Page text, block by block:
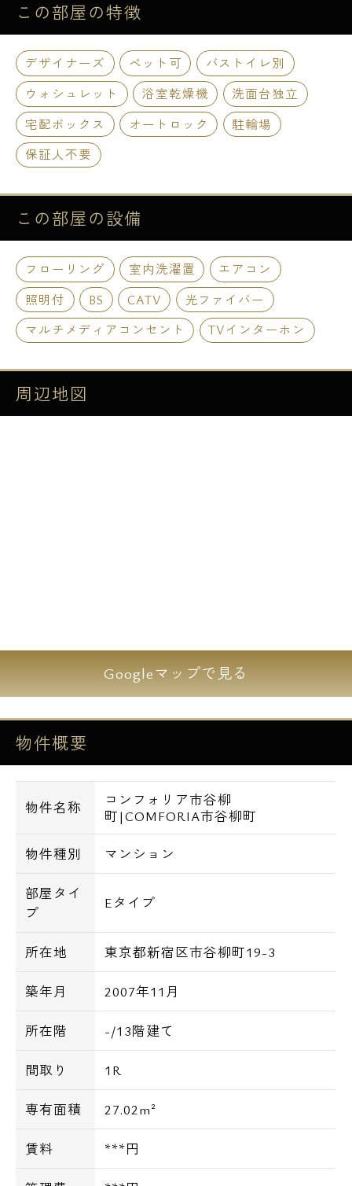
この部屋の特徴
デザイナーズ ペット可
バストイレ別
ウォシュレット
浴室乾燥機
洗面台独立
宅配ボックス
オートロック
駐輪場
保証人不要
この部屋の設備
フローリング 室内洗濯置
エアコン
照明付
BS CATV
光ファイバー
マルチメディアコンセント
TVインターホン
周辺地図
Googleマップで見る
物件概要
物件名称
コンフォリア市谷柳
町|COMFORIA市谷柳町
物件種別 マンション
部屋タイ
プ
Eタイプ
所在地 東京都新宿区市谷柳町19-3
築年月 2007年11月
所在階 -/13階建て
間取り 1R
専有面積 27.02m²
賃料 ***円